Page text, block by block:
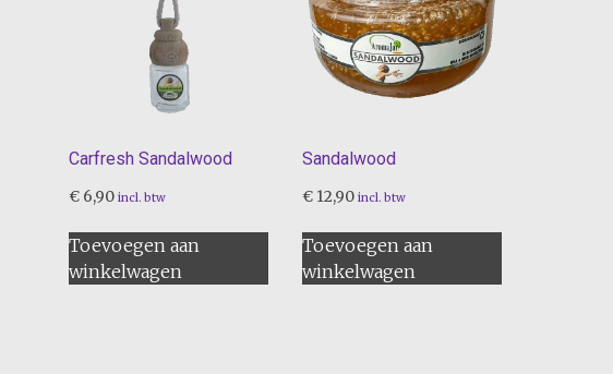
Carfresh Sandalwood
€ 6,90 incl. btw
Toevoegen aan
winkelwagen
Sandalwood
€ 12,90 incl. btw
Toevoegen aan
winkelwagen